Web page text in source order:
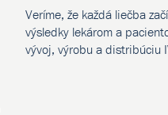
Veríme, že každá liečba
výsledky lekárom a
vývoj, výrobu a distribúciu